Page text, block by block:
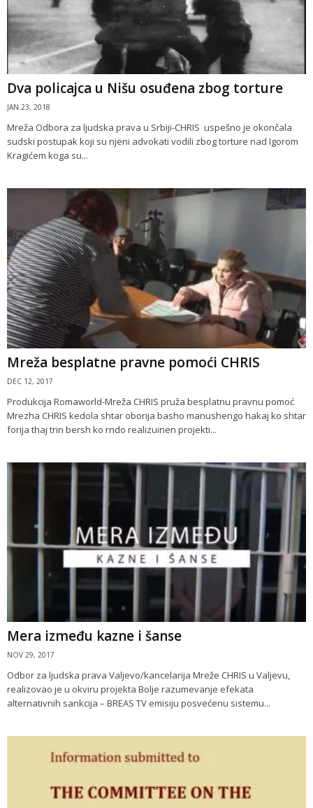
Dva policajca u Nišu osuđena zbog torture
JAN 23, 2018
Mreža Odbora za ljudska prava u Srbiji-CHRIS uspešno je okončala
sudski postupak koji su njeni advokati vodili zbog torture nad Igorom
Kragićem koga su...
Mreža besplatne pravne pomoći CHRIS
DEC 12, 2017
Produkcija Romaworld-Mreža CHRIS pruža besplatnu pravnu pomoć
Mrezha CHRIS kedola shtar oborija basho manushengo hakaj ko shtar
forija thaj trin bersh ko rndo realizuinen projekti...
Mera između kazne i šanse
NOV 29, 2017
Odbor za ljudska prava Valjevo/kancelarija Mreže CHRIS u Valjevu,
realizovao je u okviru projekta Bolje razumevanje efekata
alternativnih sankcija – BREAS TV emisiju posvećenu sistemu...